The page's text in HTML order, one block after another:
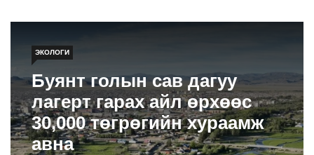
ЭКОЛОГИ
Буянт голын сав дагуу
лагерт гарах айл өрхөөс
30,000 төгрөгийн хураамж
авна